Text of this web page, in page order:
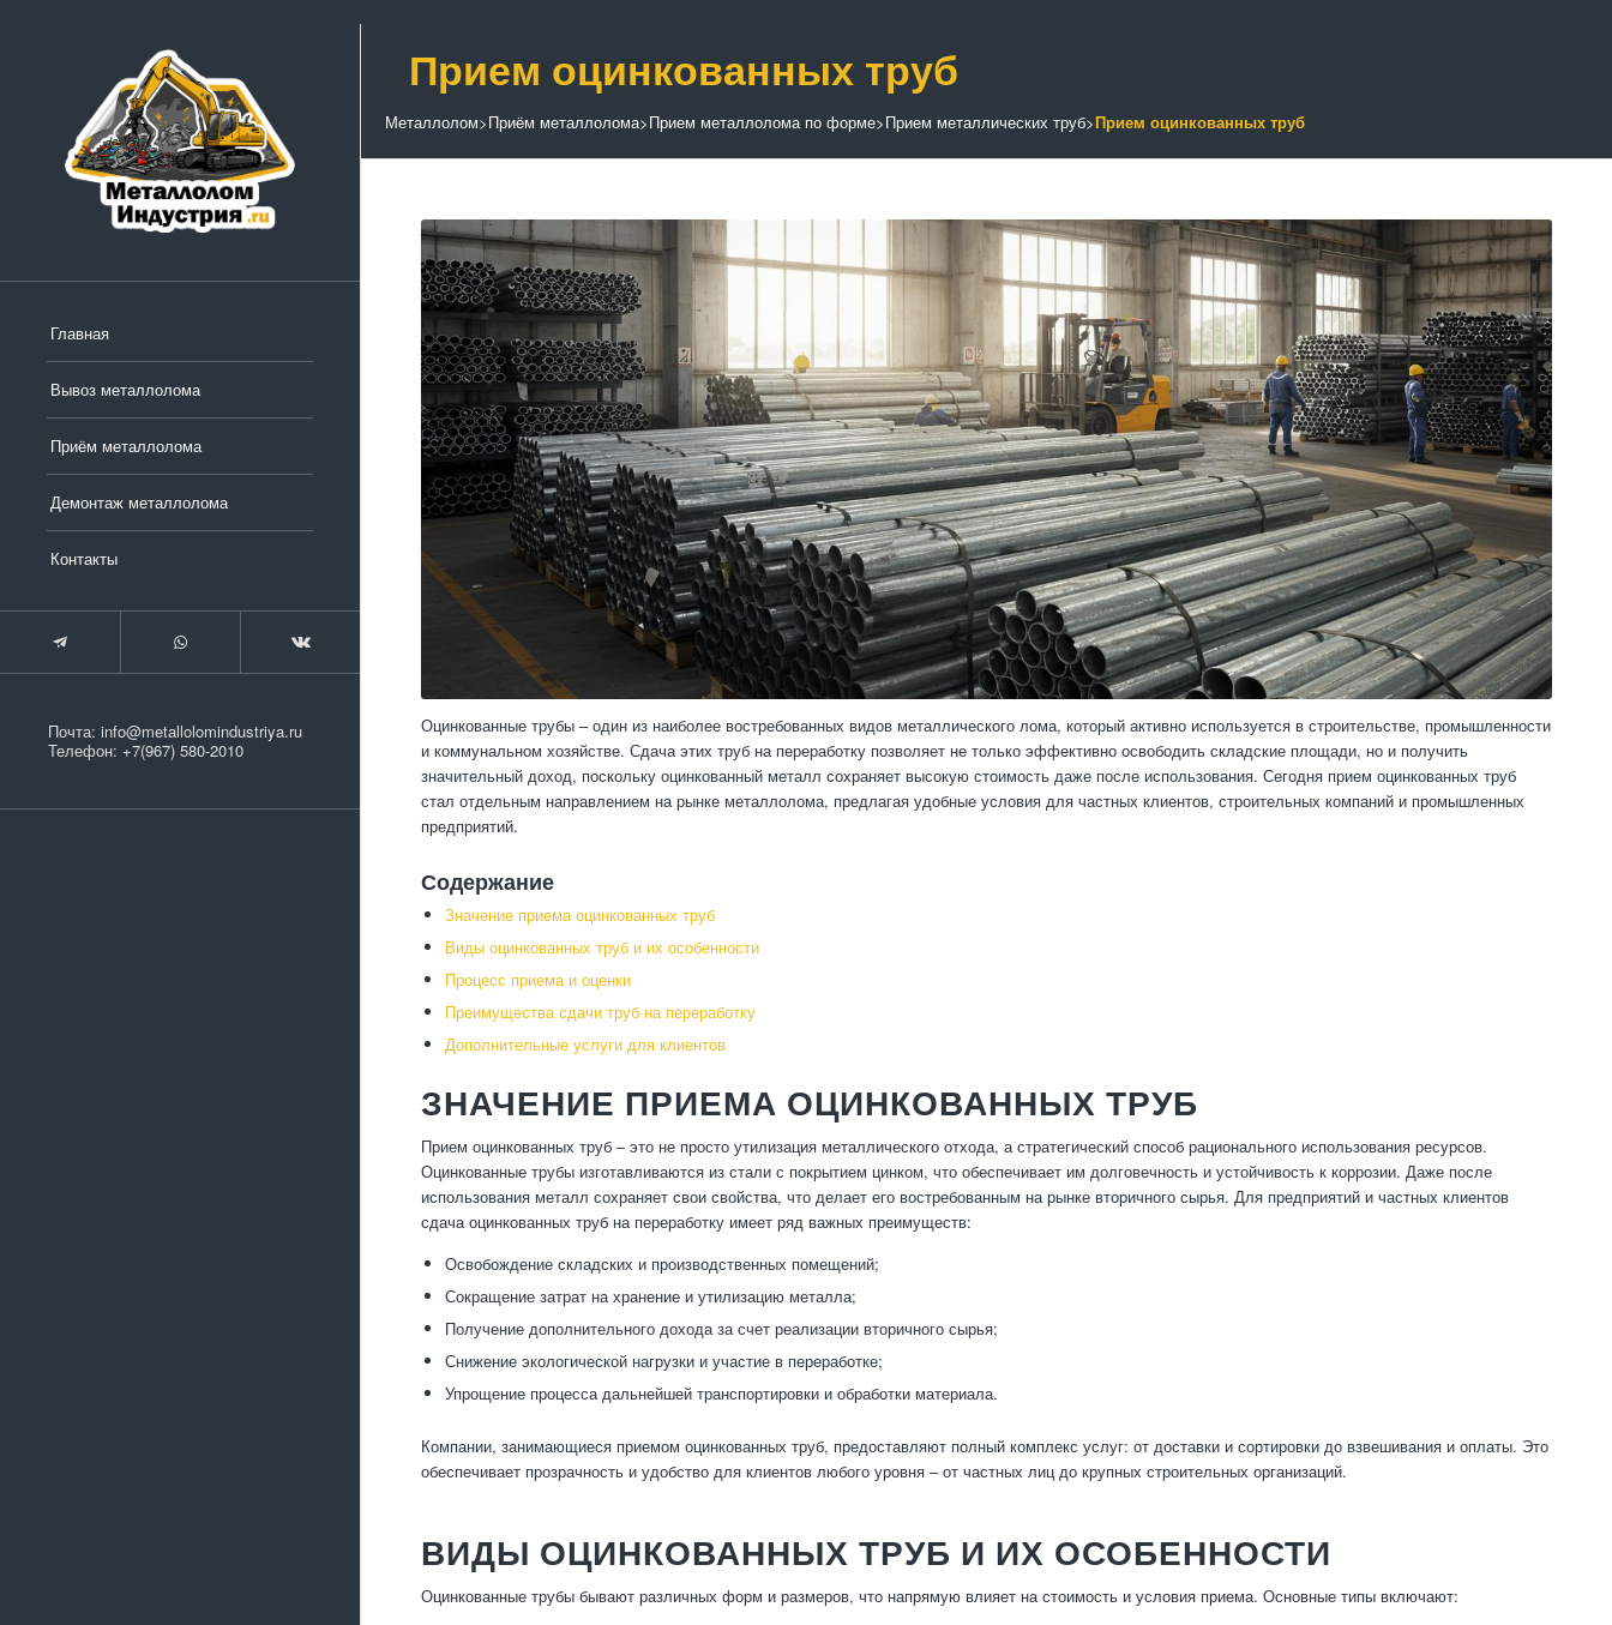
Главная
Вывоз металлолома
Приём металлолома
Демонтаж металлолома
Контакты
Почта: info@metallolomindustriya.ru
Телефон: +7(967) 580-2010
Прием оцинкованных труб
Металлолом>Приём металлолома>Прием металлолома по форме>Прием металлических труб>Прием оцинкованных труб
Оцинкованные трубы – один из наиболее востребованных видов металлического лома, который активно используется в строительстве, промышленности
и коммунальном хозяйстве. Сдача этих труб на переработку позволяет не только эффективно освободить складские площади, но и получить
значительный доход, поскольку оцинкованный металл сохраняет высокую стоимость даже после использования. Сегодня прием оцинкованных труб
стал отдельным направлением на рынке металлолома, предлагая удобные условия для частных клиентов, строительных компаний и промышленных
предприятий.
Содержание
Значение приема оцинкованных труб
Виды оцинкованных труб и их особенности
Процесс приема и оценки
Преимущества сдачи труб на переработку
Дополнительные услуги для клиентов
ЗНАЧЕНИЕ ПРИЕМА ОЦИНКОВАННЫХ ТРУБ
Прием оцинкованных труб – это не просто утилизация металлического отхода, а стратегический способ рационального использования ресурсов.
Оцинкованные трубы изготавливаются из стали с покрытием цинком, что обеспечивает им долговечность и устойчивость к коррозии. Даже после
использования металл сохраняет свои свойства, что делает его востребованным на рынке вторичного сырья. Для предприятий и частных клиентов
сдача оцинкованных труб на переработку имеет ряд важных преимуществ:
Освобождение складских и производственных помещений;
Сокращение затрат на хранение и утилизацию металла;
Получение дополнительного дохода за счет реализации вторичного сырья;
Снижение экологической нагрузки и участие в переработке;
Упрощение процесса дальнейшей транспортировки и обработки материала.
Компании, занимающиеся приемом оцинкованных труб, предоставляют полный комплекс услуг: от доставки и сортировки до взвешивания и оплаты. Это
обеспечивает прозрачность и удобство для клиентов любого уровня – от частных лиц до крупных строительных организаций.
ВИДЫ ОЦИНКОВАННЫХ ТРУБ И ИХ ОСОБЕННОСТИ
Оцинкованные трубы бывают различных форм и размеров, что напрямую влияет на стоимость и условия приема. Основные типы включают: